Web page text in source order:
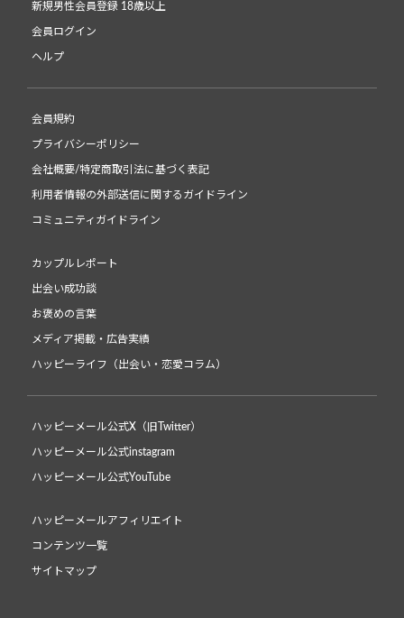
新規男性会員登録 18歳以上
会員ログイン
ヘルプ
会員規約
プライバシーポリシー
会社概要/特定商取引法に基づく表記
利用者情報の外部送信に関するガイドライン
コミュニティガイドライン
カップルレポート
出会い成功談
お褒めの言葉
メディア掲載・広告実績
ハッピーライフ（出会い・恋愛コラム）
ハッピーメール公式X（旧Twitter）
ハッピーメール公式instagram
ハッピーメール公式YouTube
ハッピーメールアフィリエイト
コンテンツ一覧
サイトマップ